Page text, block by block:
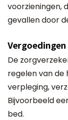
voorzieningen,
gevallen door
De
regelen van de
verpleging,
Bijvoorbeeld
bed.